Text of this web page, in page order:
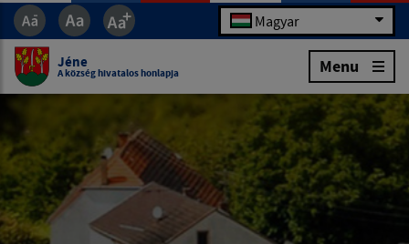
Magyar
Jéne
A község hivatalos honlapja Menu